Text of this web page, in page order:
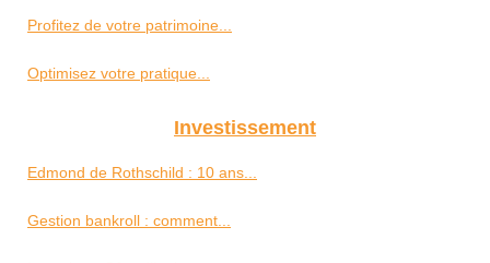
Profitez de votre patrimoine...
Optimisez votre pratique...
Investissement
Edmond de Rothschild : 10 ans...
Gestion bankroll : comment...